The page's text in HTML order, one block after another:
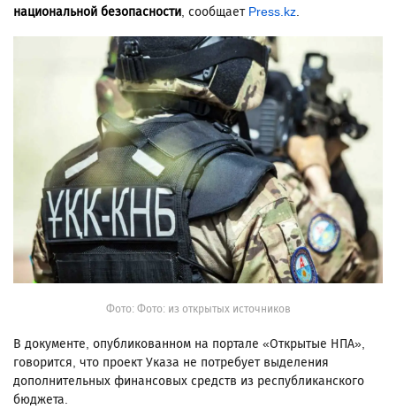
национальной безопасности, сообщает Press.kz.
Фото: Фото: из открытых источников
В документе, опубликованном на портале «Открытые НПА»,
говорится, что проект Указа не потребует выделения
дополнительных финансовых средств из республиканского
бюджета.